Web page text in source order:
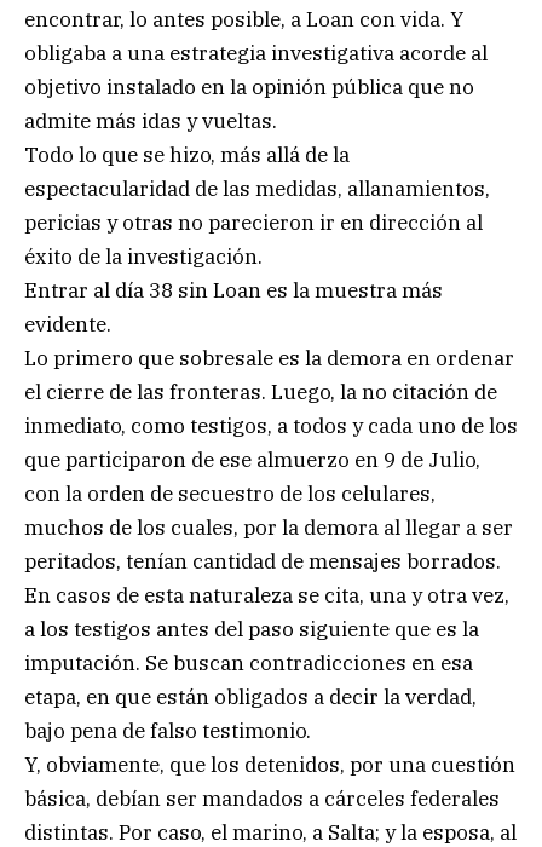
encontrar, lo antes posible, a Loan con vida. Y
obligaba a una estrategia investigativa acorde al
objetivo instalado en la opinión pública que no
admite más idas y vueltas.
Todo lo que se hizo, más allá de la
espectacularidad de las medidas, allanamientos,
pericias y otras no parecieron ir en dirección al
éxito de la investigación.
Entrar al día 38 sin Loan es la muestra más
evidente.
Lo primero que sobresale es la demora en ordenar
el cierre de las fronteras. Luego, la no citación de
inmediato, como testigos, a todos y cada uno de los
que participaron de ese almuerzo en 9 de Julio,
con la orden de secuestro de los celulares,
muchos de los cuales, por la demora al llegar a ser
peritados, tenían cantidad de mensajes borrados.
En casos de esta naturaleza se cita, una y otra vez,
a los testigos antes del paso siguiente que es la
imputación. Se buscan contradicciones en esa
etapa, en que están obligados a decir la verdad,
bajo pena de falso testimonio.
Y, obviamente, que los detenidos, por una cuestión
básica, debían ser mandados a cárceles federales
distintas. Por caso, el marino, a Salta; y la esposa, al